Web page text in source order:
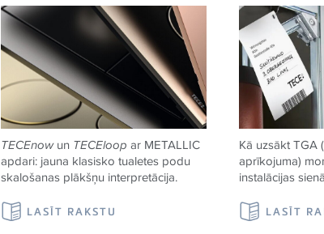
TECEnowun TECEloop ar METALLIC
apdari: jauna klasisko tualetes podu
skalošanas plākšņu interpretācija.
LASĪT RAKSTU
Kā uzsākt TGA
aprīkojuma)
instalācijas
LASĪT